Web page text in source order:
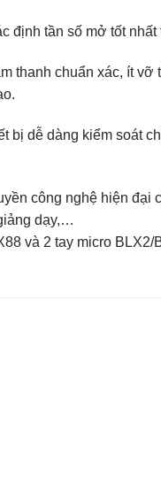
định tần số mở tốt
thanh chuẩn xác, ít vỡ
bị dễ dàng kiểm soát
công nghệ hiện đại
dạy,…
và 2 tay micro BLX2/